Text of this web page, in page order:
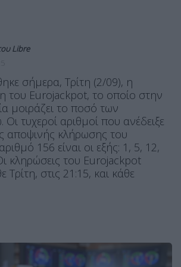
Libre
σήμερα, Τρίτη (2/09), η
του Eurojackpot, το οποίο στην
μοιράζει το ποσό των
τυχεροί αριθμοί που ανέδειξε
αποψινής κλήρωσης του
156 είναι οι εξής: 1, 5, 12,
κληρώσεις του Eurojackpot
Τρίτη, στις 21:15, και κάθε